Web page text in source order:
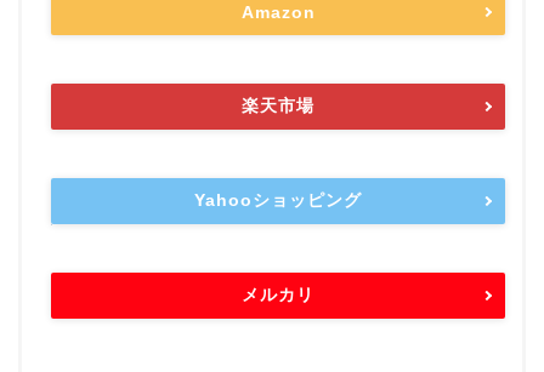
Amazon
楽天市場
Yahooショッピング
メルカリ